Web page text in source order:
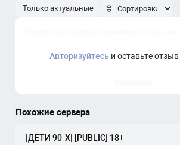
Только актуальные
Авторизуйтесьи оставьте отзыв
Похожие сервера
|ДЕТИ 90-X| [PUBLIC] 18+